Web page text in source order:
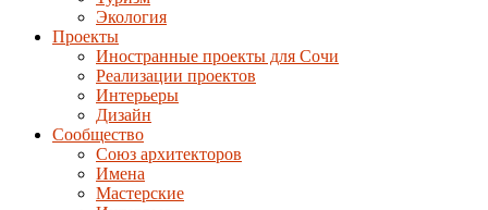
Экология
Проекты
Иностранные проекты для Сочи
Реализации проектов
Интерьеры
Дизайн
Сообщество
Союз архитекторов
Имена
Мастерские